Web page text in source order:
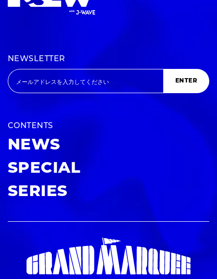
NEWSLETTER
ENTER
CONTENTS
NEWS
SPECIAL
SERIES